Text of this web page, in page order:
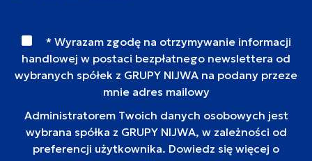
* Wyrazam zgodę na otrzymywanie informacji
handlowej w postaci bezpłatnego newslettera od
wybranych spółek z GRUPY NIJWA na podany przeze
mnie adres mailowy
Administratorem Twoich danych osobowych jest
wybrana spółka z GRUPY NIJWA, w zależności od
preferencji użytkownika. Dowiedz się więcej o